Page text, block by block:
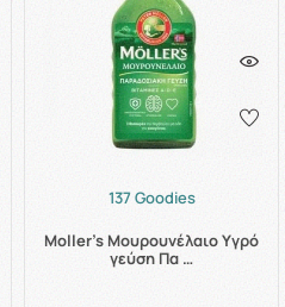
137 Goodies
Moller's Μουρουνέλαιο Υγρό
γεύση Πα …